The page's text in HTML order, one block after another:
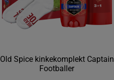
Old Spice kinkekomplekt Captain
Footballer